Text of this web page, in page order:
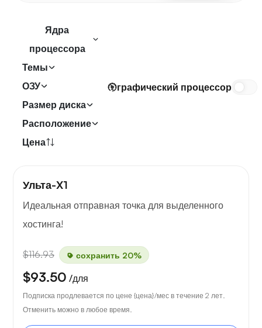
Ядра
процессора
Темы
ОЗУ
Размер диска
Расположение
Цена
графический процессор
Ульта-X1
Идеальная отправная точка для выделенного
хостинга!
$116.93 сохранить 20%
$93.50 /для
Подписка продлевается по цене {цена}/мес в течение 2 лет.
Отменить можно в любое время.